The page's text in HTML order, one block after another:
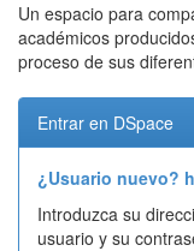
Un espacio para
académicos
proceso de sus
Entrar en DSpace
¿Usuario nuevo?
Introduzca su
usuario y su